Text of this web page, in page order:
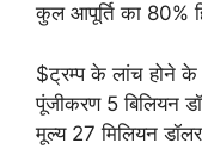
कुल आपूर्ति का 80%
$ट्रम्प के लांच होने के
पूंजीकरण 5 बिलियन
मूल्य 27 मिलियन